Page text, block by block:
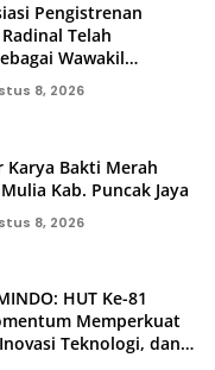
Pengistrenan
Telah
Wawakil
8, 2026
Karya Bakti Merah
Kab. Puncak Jaya
8, 2026
HUT Ke-81
Memperkuat
Teknologi, dan